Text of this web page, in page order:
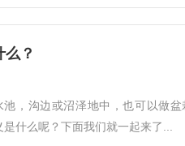
？
，沟边或沼泽地中，也可以做盆
什么呢？下面我们就一起来了...